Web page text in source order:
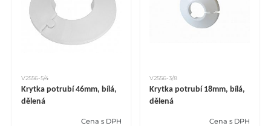
V2556-5/4
Krytka potrubí 46mm, bílá,
dělená
Cena s DPH
V2556-3/8
Krytka potrubí 18mm, bílá,
dělená
Cena s DPH